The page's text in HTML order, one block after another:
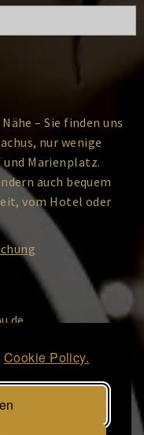
Cookie Policy.
– Sie finden uns
nur wenige
Marienplatz.
auch bequem
vom Hotel oder